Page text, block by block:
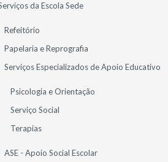
da Escola Sede
Refeitório
Papelaria e Reprografia
Serviços Especializados de Apoio Educativo
Psicologia e Orientação
Serviço Social
Terapias
ASE - Apoio Social Escolar